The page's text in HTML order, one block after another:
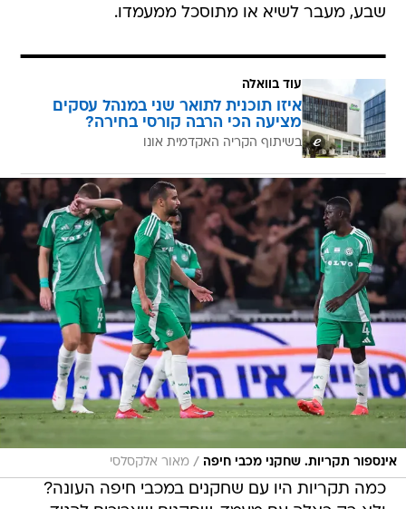
שבע, מעבר לשיא או מתוסכל ממעמדו.
עוד בוואלה
איזו תוכנית לתואר שני במנהל עסקים
מציעה הכי הרבה קורסי בחירה?
בשיתוף הקריה האקדמית אונו
אינספור תקריות. שחקני מכבי חיפה / מאור אלקסלסי
כמה תקריות היו עם שחקנים במכבי חיפה העונה?